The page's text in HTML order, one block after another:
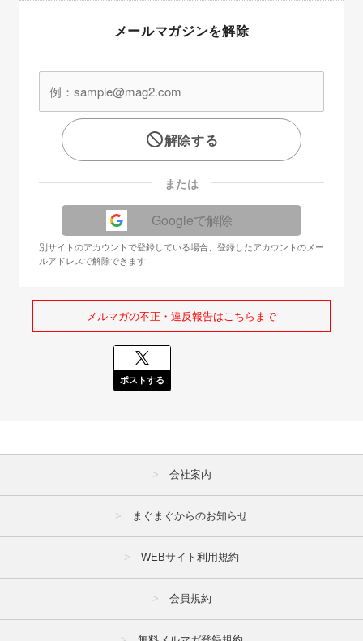
メールマガジンを解除
解除する
または
Googleで解除
別サイトのアカウントで登録している場合、登録したアカウントのメー
ルアドレスで解除できます
メルマガの不正・違反報告はこちらまで
ポストする
会社案内
まぐまぐからのお知らせ
WEBサイト利用規約
会員規約